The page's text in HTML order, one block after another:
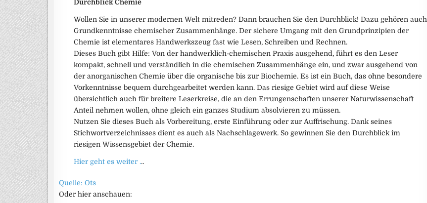
Durchblick Chemie
Wollen Sie in unserer modernen Welt mitreden? Dann brauchen Sie den Durchblick! Dazu gehören auch
Grundkenntnisse chemischer Zusammenhänge. Der sichere Umgang mit den Grundprinzipien der
Chemie ist elementares Handwerkszeug fast wie Lesen, Schreiben und Rechnen.
Dieses Buch gibt Hilfe: Von der handwerklich-chemischen Praxis ausgehend, führt es den Leser
kompakt, schnell und verständlich in die chemischen Zusammenhänge ein, und zwar ausgehend von
der anorganischen Chemie über die organische bis zur Biochemie. Es ist ein Buch, das ohne besondere
Vorkenntnisse bequem durchgearbeitet werden kann. Das riesige Gebiet wird auf diese Weise
übersichtlich auch für breitere Leserkreise, die an den Errungenschaften unserer Naturwissenschaft
Anteil nehmen wollen, ohne gleich ein ganzes Studium absolvieren zu müssen.
Nutzen Sie dieses Buch als Vorbereitung, erste Einführung oder zur Auffrischung. Dank seines
Stichwortverzeichnisses dient es auch als Nachschlagewerk. So gewinnen Sie den Durchblick im
riesigen Wissensgebiet der Chemie.
Hier geht es weiter ...
Quelle: Ots
Oder hier anschauen: